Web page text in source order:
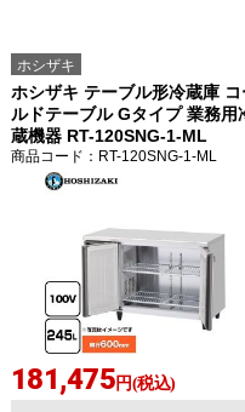
ホシザキ
ホシザキ テーブル形冷蔵庫 コ
ルドテーブル Gタイプ 業務用
蔵機器 RT-120SNG-1-ML
商品コード ：RT-120SNG-1-ML
181,475円(税込)
お買い物を続け